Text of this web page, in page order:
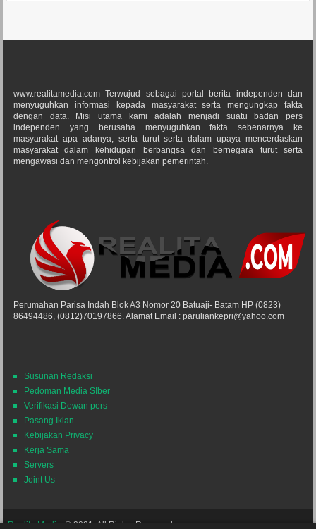
www.realitamedia.com Terwujud sebagai portal berita independen dan
menyuguhkan informasi kepada masyarakat serta mengungkap fakta
dengan data. Misi utama kami adalah menjadi suatu badan pers
independen yang berusaha menyuguhkan fakta sebenarnya ke
masyarakat apa adanya, serta turut serta dalam upaya mencerdaskan
masyarakat dalam kehidupan berbangsa dan bernegara turut serta
mengawasi dan mengontrol kebijakan pemerintah.
Perumahan Parisa Indah Blok A3 Nomor 20 Batuaji- Batam HP (0823)
86494486, (0812)70197866. Alamat Email : paruliankepri@yahoo.com
Susunan Redaksi
Pedoman Media SIber
Verifikasi Dewan pers
Pasang Iklan
Kebijakan Privacy
Kerja Sama
Servers
Joint Us
Realita Media © 2021. All Rights Reserved.